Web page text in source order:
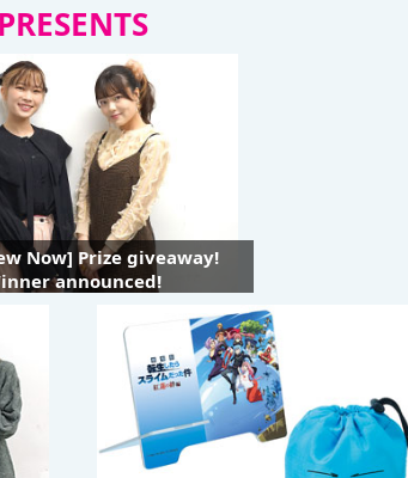
PRESENTS
Now] Prize giveaway!
announced!